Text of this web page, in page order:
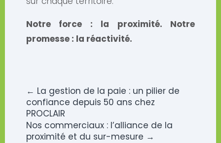
Notre force : la proximité. Notre
promesse : la réactivité.
← La gestion de la paie : un pilier de
confiance depuis 50 ans chez
PROCLAIR
Nos commerciaux : l’alliance de la
proximité et du sur-mesure →